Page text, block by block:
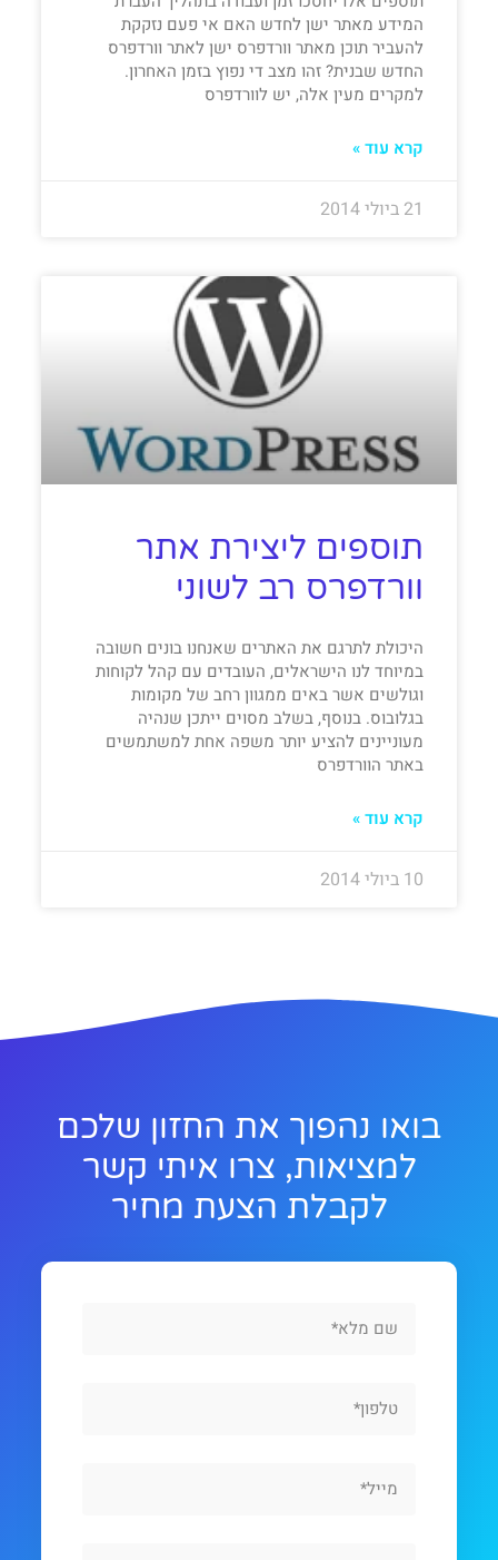
המידע מאתר ישן לחדש האם אי פעם נזקקת
להעביר תוכן מאתר וורדפרס ישן לאתר וורדפרס
החדש שבנית? זהו מצב די נפוץ בזמן האחרון.
למקרים מעין אלה, יש לוורדפרס
קרא עוד »
21 ביולי 2014
תוספים ליצירת אתר
וורדפרס רב לשוני
היכולת לתרגם את האתרים שאנחנו בונים חשובה
במיוחד לנו הישראלים, העובדים עם קהל לקוחות
וגולשים אשר באים ממגוון רחב של מקומות
בגלובוס. בנוסף, בשלב מסוים ייתכן שנהיה
מעוניינים להציע יותר משפה אחת למשתמשים
באתר הוורדפרס
קרא עוד »
10 ביולי 2014
בואו נהפוך את החזון שלכם
למציאות, צרו איתי קשר
לקבלת הצעת מחיר
Name